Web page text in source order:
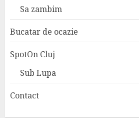
Sa zambim
Bucatar de ocazie
SpotOn Cluj
Sub Lupa
Contact